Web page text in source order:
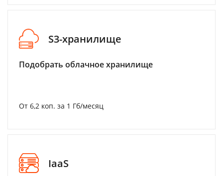
S3-хранилище
Подобрать облачное хранилище
От 6,2 коп. за 1 Гб/месяц
IaaS